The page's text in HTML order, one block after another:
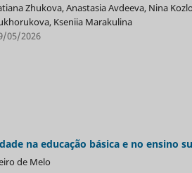
Zhukova, Anastasia Avdeeva, Nina
Kseniia Marakulina
05/2026
na educação básica e no ensino
de Melo